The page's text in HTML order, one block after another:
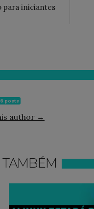
para iniciantes
posts
author →